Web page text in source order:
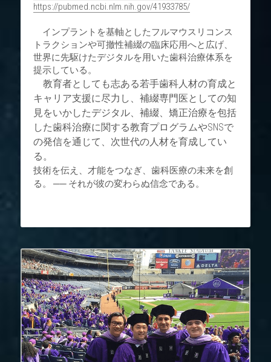
https://pubmed.ncbi.nlm.nih.gov/41933785/
インプラントを基軸としたフルマウスリコンス
トラクションや可撤性補綴の臨床応用へと広げ、
世界に先駆けたデジタルを用いた歯科治療体系を
提示している。
教育者としても志ある若手歯科人材の育成と
キャリア支援に尽力し、補綴専門医としての知
見をいかしたデジタル、補綴、矯正治療を包括
した歯科治療に関する教育プログラムやSNSで
の発信を通じて、次世代の人材を育成してい
る。
技術を伝え、才能をつなぎ、歯科医療の未来を創
る。 ── それが彼の変わらぬ信念である。